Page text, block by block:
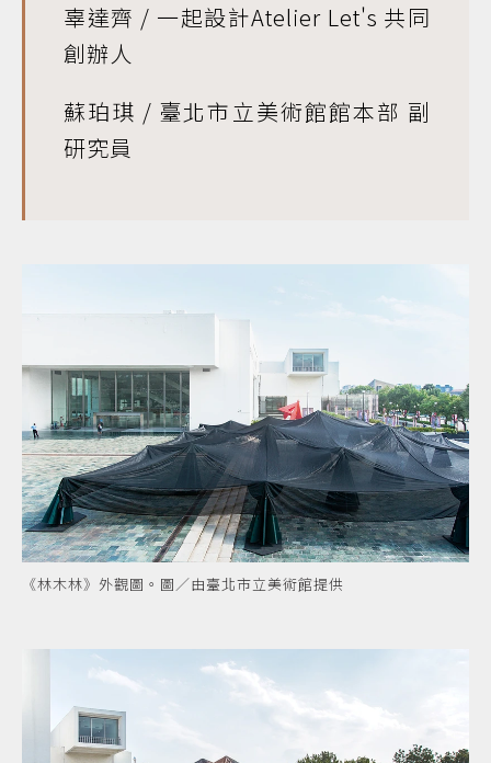
辜達齊 / 一起設計Atelier Let's 共同
創辦人
蘇珀琪 / 臺北市立美術館館本部 副
研究員
《林木林》外觀圖。圖／由臺北市立美術館提供